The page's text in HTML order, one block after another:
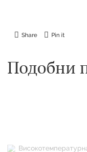
Share Pin it
Подобни